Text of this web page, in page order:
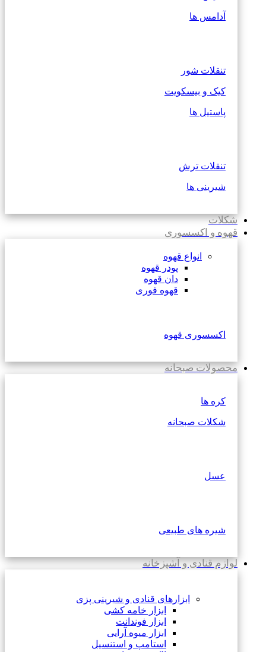
آدامس ها
تنقلات شور
کیک و بیسکویت
پاستیل ها
تنقلات ترش
شیرینی ها
شکلات
قهوه و اکسسوری
انواع قهوه
پودر قهوه
دان قهوه
قهوه فوری
اکسسوری قهوه
محصولات صبحانه
کره ها
شکلات صبحانه
عسل
شیره های طبیعی
لوازم قنادی و آشپزخانه
ابزارهای قنادی و شیرینی پزی
ابزار خامه کشی
ابزار فوندانت
ابزار میوه آرایی
استامپ و استنسیل